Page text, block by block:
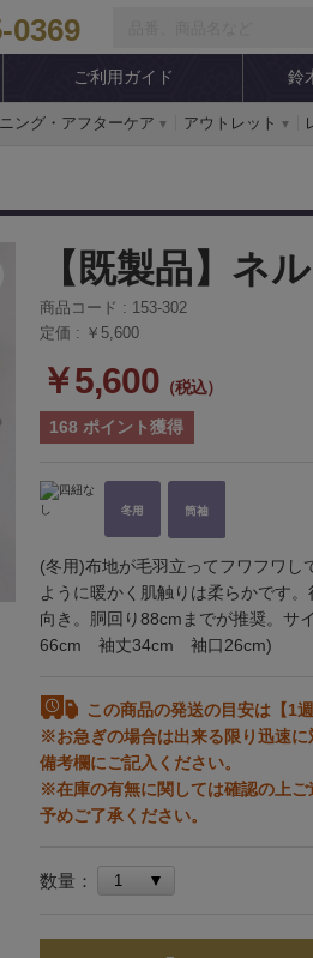
0369
ご利用ガイド 鈴
ング・アフターケア アウトレット
【既製品】ネ
商品コード : 153-302
定価 : ￥5,600
￥5,600 （税込）
168 ポイント獲得
(冬用)布地が毛羽立ってフワフワし
ように暖かく肌触りは柔らかです
向き。胴回り88cmまでが推奨。
66cm 袖丈34cm 袖口26cm)
この商品の発送の目安は【1
※お急ぎの場合は出来る限り迅速に
備考欄にご記入ください。
※在庫の有無に関しては確認の上ご
予めご了承ください。
数量：